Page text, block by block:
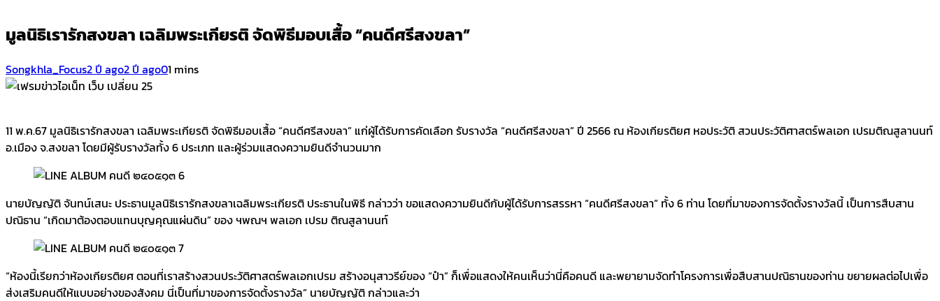
มูลนิธิเรารักสงขลา เฉลิมพระเกียรติ จัดพิธีมอบเสื้อ “คนดีศรีสงขลา”
Songkhla_Focus2 ปี ago2 ปี ago01 mins
11 พ.ค.67 มูลนิธิเรารักสงขลา เฉลิมพระเกียรติ จัดพิธีมอบเสื้อ “คนดีศรีสงขลา” แก่ผู้ได้รับการคัดเลือก รับรางวัล “คนดีศรีสงขลา” ปี 2566 ณ ห้องเกียรติยศ หอประวัติ สวนประวัติศาสตร์พลเอก เปรมติณสูลานนท์
อ.เมือง จ.สงขลา โดยมีผู้รับรางวัลทั้ง 6 ประเภท และผู้ร่วมแสดงความยินดีจำนวนมาก
นายบัญญัติ จันทน์เสนะ ประธานมูลนิธิเรารักสงขลาเฉลิมพระเกียรติ ประธานในพิธี กล่าวว่า ขอแสดงความยินดีกับผู้ได้รับการสรรหา “คนดีศรีสงขลา” ทั้ง 6 ท่าน โดยที่มาของการจัดตั้งรางวัลนี้ เป็นการสืบสาน
ปณิธาน “เกิดมาต้องตอบแทนบุญคุณแผ่นดิน” ของ ฯพณฯ พลเอก เปรม ติณสูลานนท์
“ห้องนี้เรียกว่าห้องเกียรติยศ ตอนที่เราสร้างสวนประวัติศาสตร์พลเอกเปรม สร้างอนุสาวรีย์ของ “ป๋า” ก็เพื่อแสดงให้คนเห็นว่านี่คือคนดี และพยายามจัดทำโครงการเพื่อสืบสานปณิธานของท่าน ขยายผลต่อไปเพื่อ
ส่งเสริมคนดีให้แบบอย่างของสังคม นี่เป็นที่มาของการจัดตั้งรางวัล” นายบัญญัติ กล่าวและว่า